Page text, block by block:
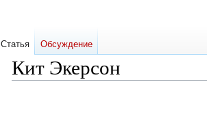
Кит Экерсон
Статья Обсуждение